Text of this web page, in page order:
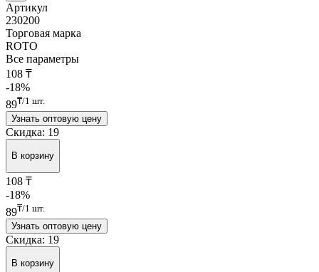
Артикул
230200
Торговая марка
ROTO
Все параметры
108 ₸
-18%
89₸/1 шт.
Узнать оптовую цену
Скидка: 19
В корзину
108 ₸
-18%
89₸/1 шт.
Узнать оптовую цену
Скидка: 19
В корзину